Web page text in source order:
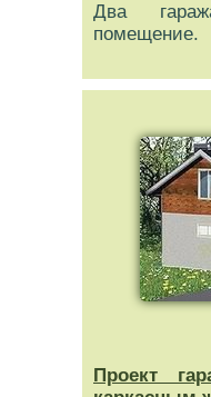
Два
помещение.
Проект